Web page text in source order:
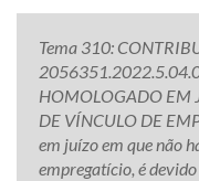
Tema 310:
HOMOLOGADO EM
DE VÍNCULO DE
em juízo em que não
empregatício, é